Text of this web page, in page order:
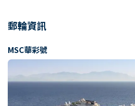
郵輪資訊
MSC華彩號